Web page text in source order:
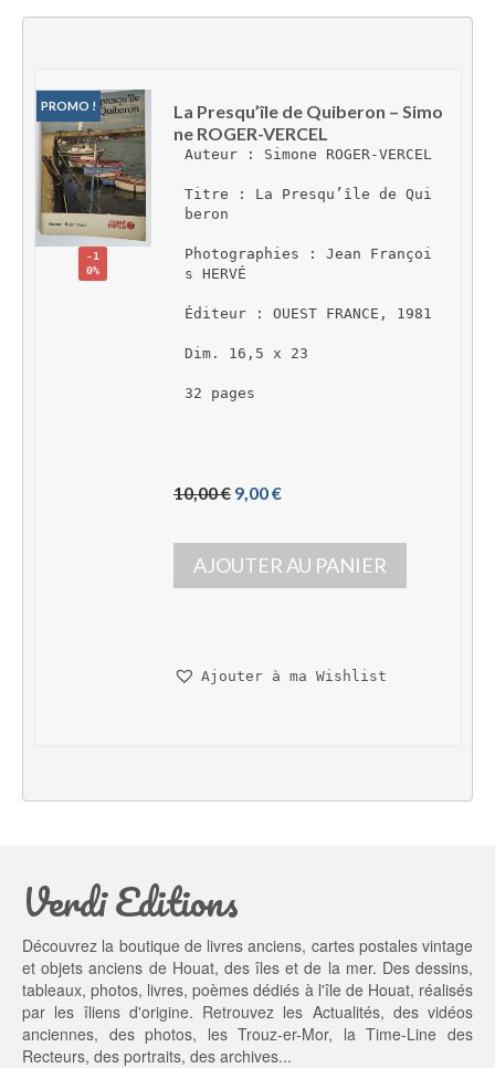
PROMO !
-1
0%
La Presqu’île de Quiberon – Simo
ne ROGER-VERCEL
Auteur : Simone ROGER-VERCEL
Titre : La Presqu’île de Qui
beron
Photographies : Jean Françoi
s HERVÉ
Éditeur : OUEST FRANCE, 1981
Dim. 16,5 x 23
32 pages
10,00 € L
p
r
i
i
é
t :
0,
0
0 €.
9,00 €L
p
r
i
s
AJOUTER AU PANIER
Ajouter à ma Wishlist
Verdi Editions
Découvrez la boutique de livres anciens, cartes postales vintage
et objets anciens de Houat, des îles et de la mer. Des dessins,
tableaux, photos, livres, poèmes dédiés à l'île de Houat, réalisés
par les îliens d'origine. Retrouvez les Actualités, des vidéos
anciennes, desphotos, lesTrouz-er-Mor, laTime-Line des
Recteurs, des portraits, des archives...